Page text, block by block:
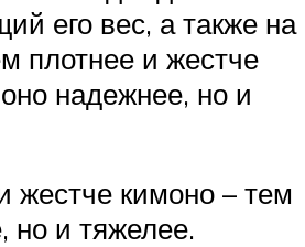
его вес, а также на
плотнее и жестче
надежнее, но и
жестче кимоно – тем
но и тяжелее.